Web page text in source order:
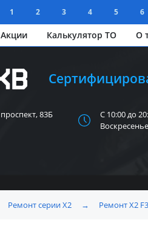
1 2 3 4 5 6
Акции Калькулятор ТО О
проспект, 83Б
С 10:00 до
Ремонт серии X2 → Ремонт X2